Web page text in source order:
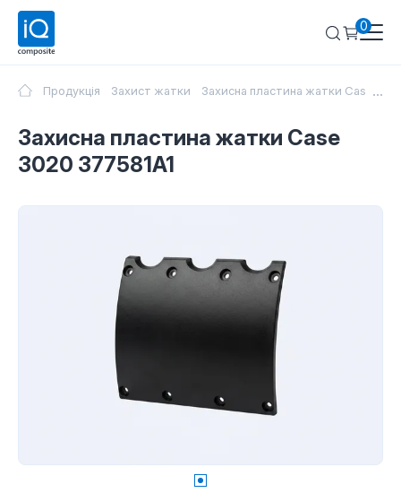
0
Продукція Захист жатки Захисна пластина жатки Case...
Захисна пластина жатки Case
3020 377581A1